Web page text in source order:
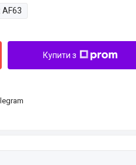
AF63
Купити з